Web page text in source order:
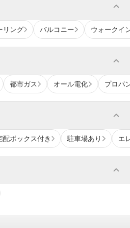
expand_more
リング バルコニー ウォークイ
expand_more
都市ガス オール電化 プロパ
expand_more
配ボックス付き 駐車場あり エ
expand_more